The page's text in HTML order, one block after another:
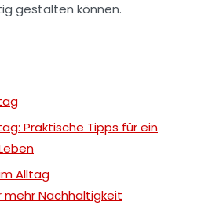
gestalten können.
Praktische Tipps für ein
Alltag
mehr Nachhaltigkeit